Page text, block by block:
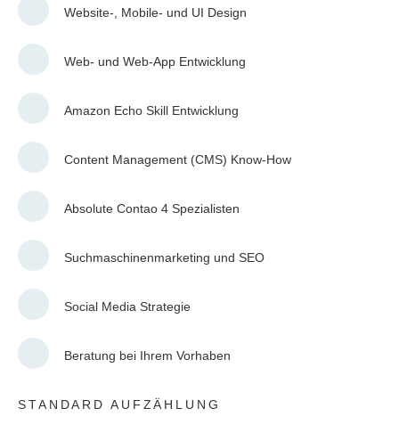
Website-, Mobile- und UI Design
Web- und Web-App Entwicklung
Amazon Echo Skill Entwicklung
Content Management (CMS) Know-How
Absolute Contao 4 Spezialisten
Suchmaschinenmarketing und SEO
Social Media Strategie
Beratung bei Ihrem Vorhaben
STANDARD AUFZÄHLUNG